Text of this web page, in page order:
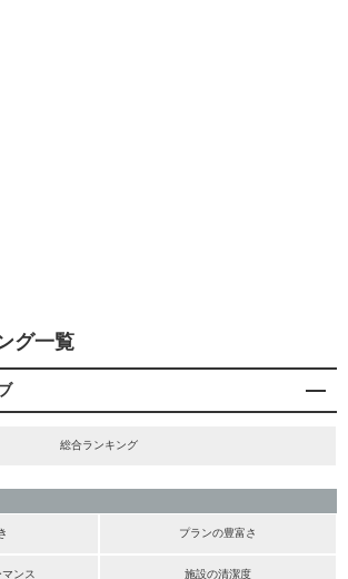
グ一覧
総合ランキング
プランの豊富さ
ンス 施設の清潔度